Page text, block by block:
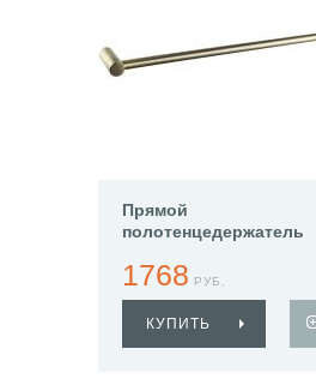
Прямой
полотенцедержатель
1768 РУБ.
КУПИТЬ